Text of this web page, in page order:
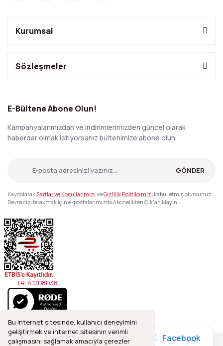
Bu internet sitesinde, kullanıcı deneyimini
geliştirmek ve internet sitesinin verimli
çalışmasını sağlamak amacıyla çerezler
Kurumsal
Sözleşmeler
E-Bültene Abone Olun!
Kampanyalarımızdan ve indirimlerimizden güncel olarak
haberdar olmak istiyorsanız bültenimize abone olun.
GÖNDER
KaydolarakŞartlar ve Koşullarımızı veGizlilik Politikamızı kabul etmiş olursunuz.
Devre dışı bırakmak için e-postalarımızda Abonelikten Çık'a tıklayın.
TR-A12D8D38
Facebook